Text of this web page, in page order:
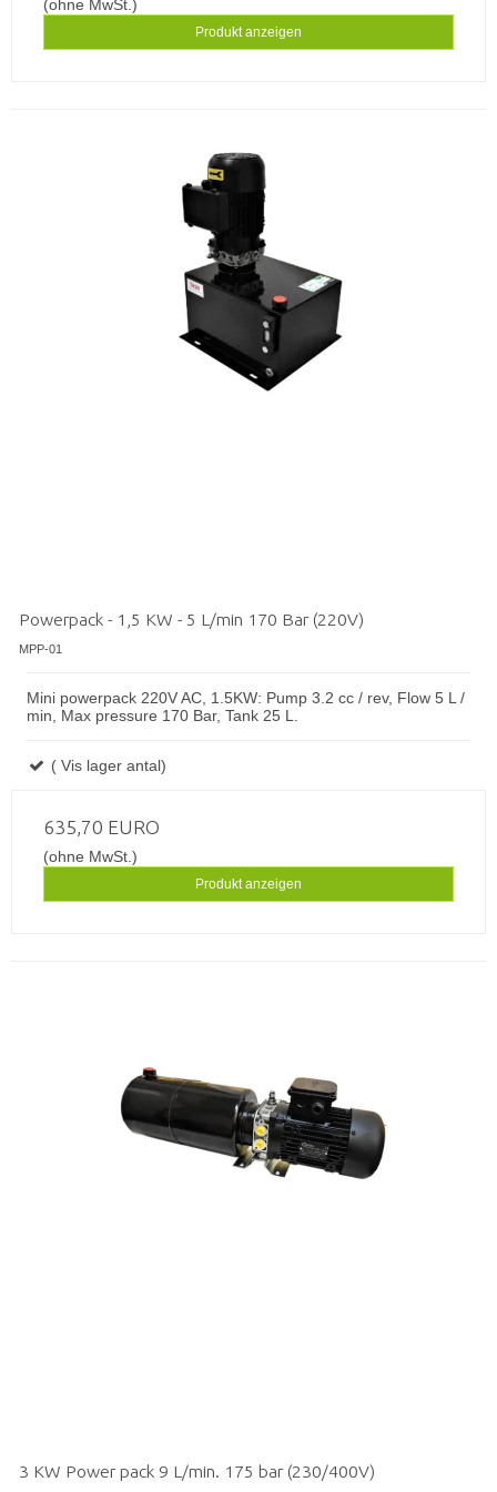
(ohne MwSt.)
Produkt anzeigen
Powerpack - 1,5 KW - 5 L/min 170 Bar (220V)
MPP-01
Mini powerpack 220V AC, 1.5KW: Pump 3.2 cc / rev, Flow 5 L /
min, Max pressure 170 Bar, Tank 25 L.
( Vis lager antal)
635,70 EURO
(ohne MwSt.)
Produkt anzeigen
3 KW Power pack 9 L/min. 175 bar (230/400V)